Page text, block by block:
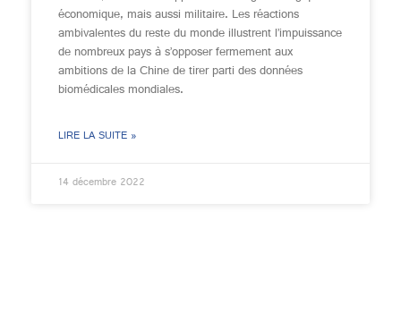
économique, mais aussi militaire. Les réactions
ambivalentes du reste du monde illustrent l’impuissance
de nombreux pays à s’opposer fermement aux
ambitions de la Chine de tirer parti des données
biomédicales mondiales.
LIRE LA SUITE »
14 décembre 2022